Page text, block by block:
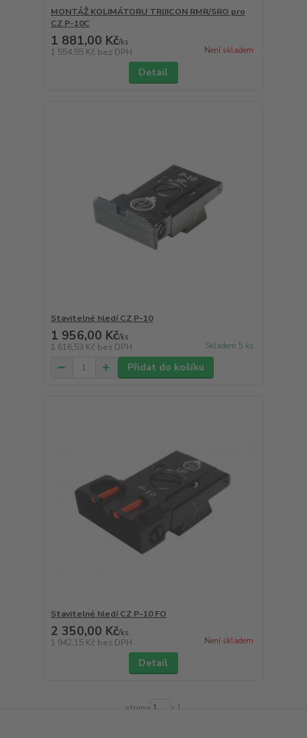
MONTÁŽ KOLIMÁTORU TRIJICON RMR/SRO pro
CZ P-10C
1 881,00 Kč/ks
1 554,55 Kč bez DPH Není skladem
Detail
Stavitelné hledí CZ P-10
1 956,00 Kč/ks
1 616,53 Kč bez DPH Skladem 5 ks
Přidat do košíku
Stavitelné hledí CZ P-10 FO
2 350,00 Kč/ks
1 942,15 Kč bez DPH Není skladem
Detail
strana z 1